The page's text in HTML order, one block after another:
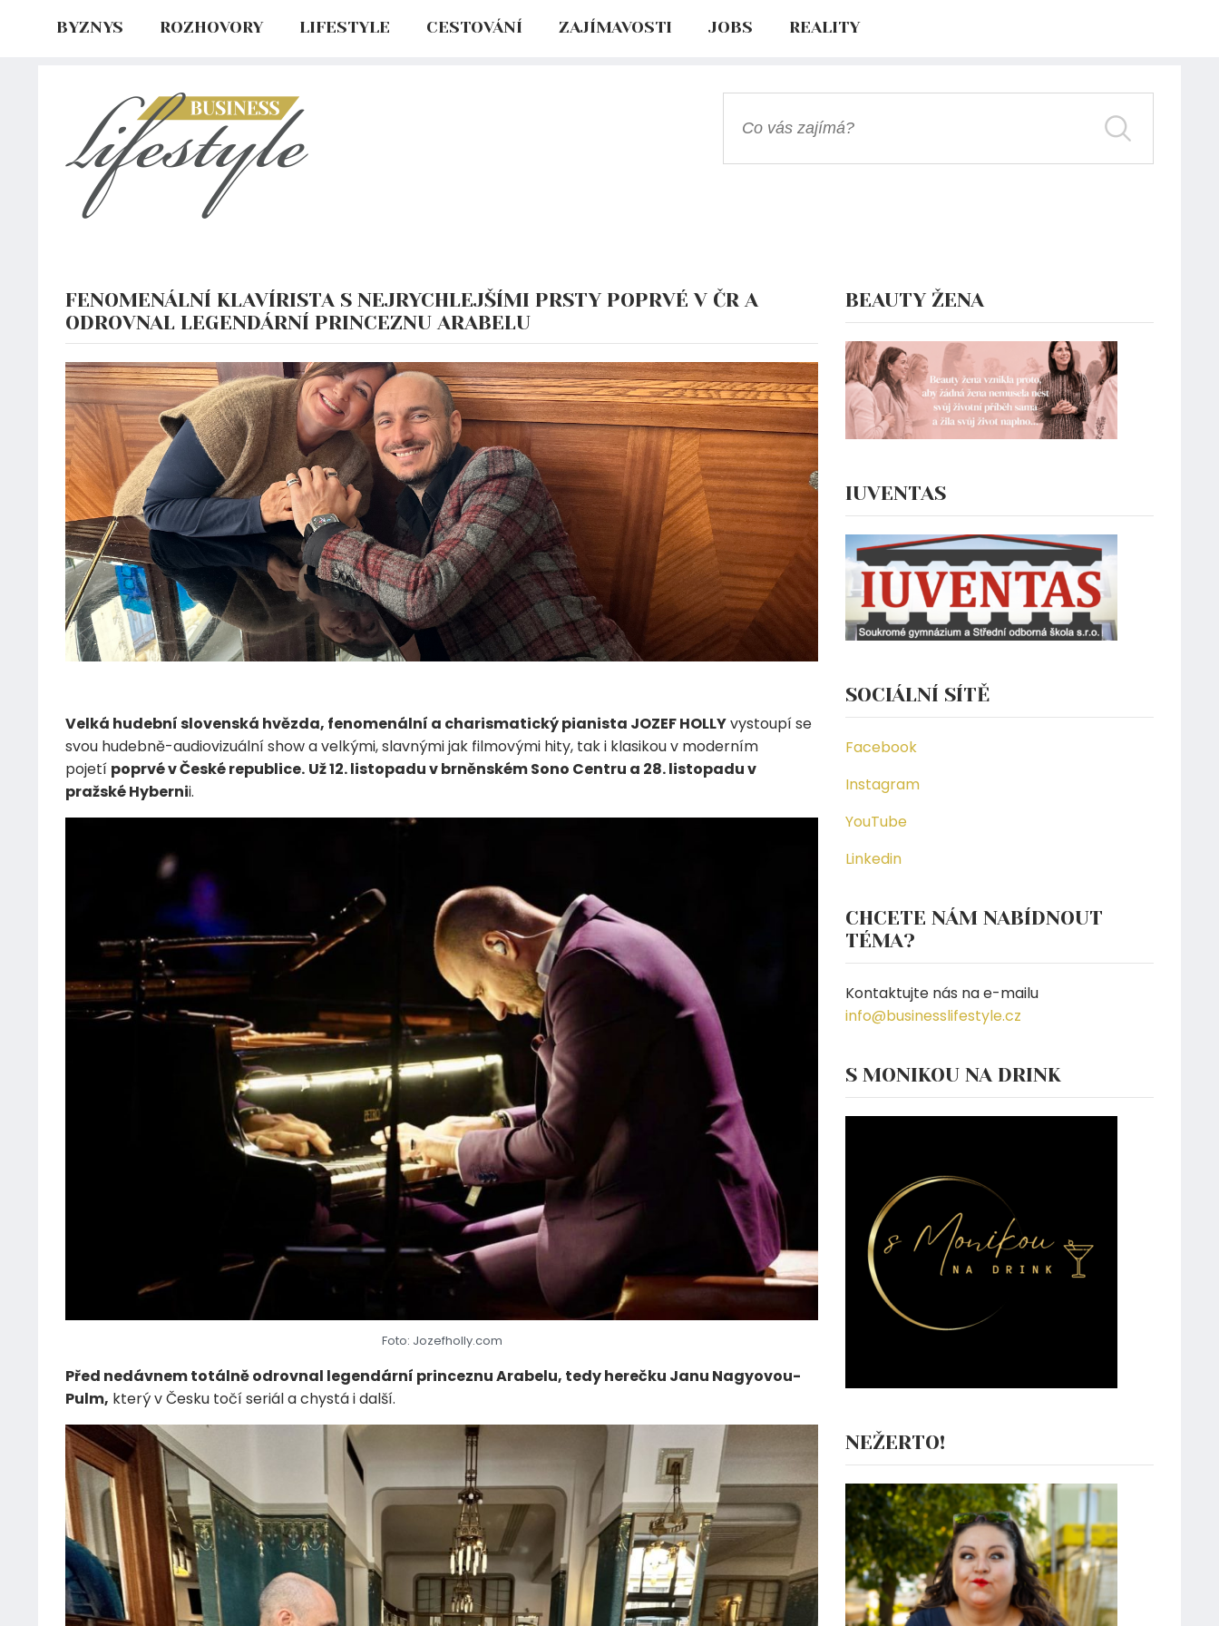
BYZNYS ROZHOVORY LIFESTYLE CESTOVÁNÍ ZAJÍMAVOSTI JOBS REALITY
FENOMENÁLNÍ KLAVÍRISTA S NEJRYCHLEJŠÍMI PRSTY POPRVÉ V ČR A
ODROVNAL LEGENDÁRNÍ PRINCEZNU ARABELU
Velká hudební slovenská hvězda, fenomenální a charismatický pianista JOZEF HOLLYvystoupí se
svou hudebně-audiovizuální show a velkými, slavnými jak filmovými hity, tak i klasikou v moderním
pojetí poprvé v České republice. Už 12. listopadu v brněnském Sono Centru a 28. listopadu v
pražské Hybernii.
Foto: Jozefholly.com
Před nedávnem totálně odrovnal legendární princeznu Arabelu, tedy herečku Janu Nagyovou-
Pulm, který v Česku točí seriál a chystá i další.
BEAUTY ŽENA
IUVENTAS
SOCIÁLNÍ SÍTĚ
Facebook
Instagram
YouTube
Linkedin
CHCETE NÁM NABÍDNOUT
TÉMA?
Kontaktujte nás na e-mailu
info@businesslifestyle.cz
S MONIKOU NA DRINK
NEŽERTO!